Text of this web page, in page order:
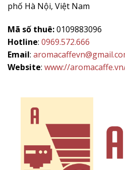
phố Hà Nội, Việt Nam
Mã số thuê:0109883096
Hotline: 0969.572.666
Email:
Website: www://